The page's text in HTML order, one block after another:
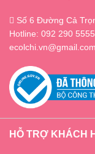
Số 6 Đường Cả
Hotline: 092 290 5555
ecolchi.vn@gmail.com
HỖ TRỢ KHÁCH